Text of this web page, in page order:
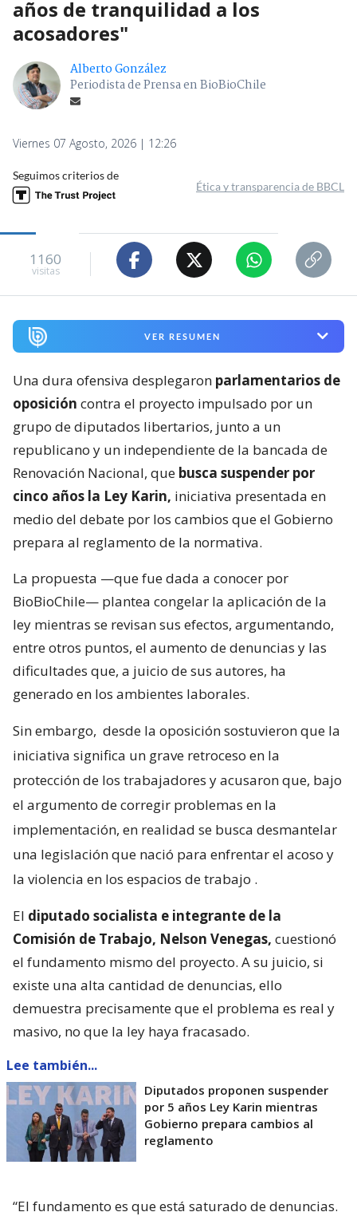
años de tranquilidad a los
acosadores"
Alberto González
Periodista de Prensa en BioBioChile
Viernes 07 Agosto, 2026 | 12:26
Seguimos criterios de
Ética y transparencia de BBCL
1160
visitas
VER RESUMEN
Una dura ofensiva desplegaron parlamentarios de
oposición contra el proyecto impulsado por un
grupo de diputados libertarios, junto a un
republicano y un independiente de la bancada de
Renovación Nacional, que busca suspender por
cinco años la Ley Karin, iniciativa presentada en
medio del debate por los cambios que el Gobierno
prepara al reglamento de la normativa.
La propuesta —que fue dada a conocer por
BioBioChile— plantea congelar la aplicación de la
ley mientras se revisan sus efectos, argumentando,
entre otros puntos, el aumento de denuncias y las
dificultades que, a juicio de sus autores, ha
generado en los ambientes laborales.
Sin embargo, desde la oposición sostuvieron que la
iniciativa significa un grave retroceso en la
protección de los trabajadores y acusaron que, bajo
el argumento de corregir problemas en la
implementación, en realidad se busca desmantelar
una legislación que nació para enfrentar el acoso y
la violencia en los espacios de trabajo .
El diputado socialista e integrante de la
Comisión de Trabajo, Nelson Venegas, cuestionó
el fundamento mismo del proyecto. A su juicio, si
existe una alta cantidad de denuncias, ello
demuestra precisamente que el problema es real y
masivo, no que la ley haya fracasado.
Lee también...
Diputados proponen suspender
por 5 años Ley Karin mientras
Gobierno prepara cambios al
reglamento
“El fundamento es que está saturado de denuncias.